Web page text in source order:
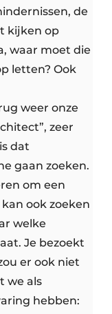
de
kijken op
waar moet die
letten? Ook
weer onze
zeer
dat
gaan zoeken.
om een
ook zoeken
welke
Je bezoekt
er ook niet
we als
hebben: